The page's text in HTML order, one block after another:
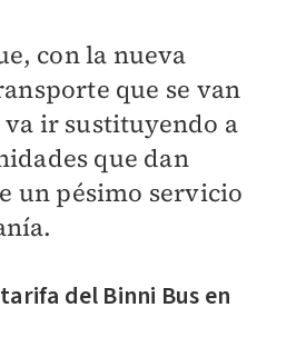
con la nueva
que se van
ir sustituyendo a
que dan
un pésimo servicio
del Binni Bus en